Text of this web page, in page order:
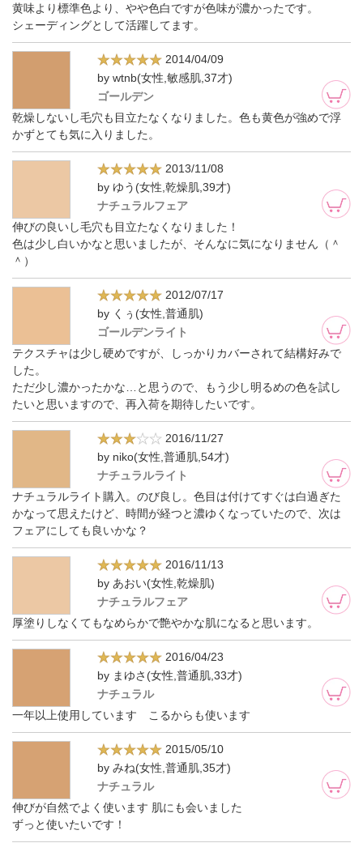
黄味より標準色より、やや色白ですが色味が濃かったです。
シェーディングとして活躍してます。
2014/04/09
by wtnb(女性,敏感肌,37才)
ゴールデン
乾燥しないし毛穴も目立たなくなりました。色も黄色が強めで浮
かずとても気に入りました。
2013/11/08
by ゆう(女性,乾燥肌,39才)
ナチュラルフェア
伸びの良いし毛穴も目立たなくなりました！
色は少し白いかなと思いましたが、そんなに気になりません（＾
＾）
2012/07/17
by くぅ(女性,普通肌)
ゴールデンライト
テクスチャは少し硬めですが、しっかりカバーされて結構好みで
した。
ただ少し濃かったかな…と思うので、もう少し明るめの色を試し
たいと思いますので、再入荷を期待したいです。
2016/11/27
by niko(女性,普通肌,54才)
ナチュラルライト
ナチュラルライト購入。のび良し。色目は付けてすぐは白過ぎた
かなって思えたけど、時間が経つと濃ゆくなっていたので、次は
フェアにしても良いかな？
2016/11/13
by あおい(女性,乾燥肌)
ナチュラルフェア
厚塗りしなくてもなめらかで艶やかな肌になると思います。
2016/04/23
by まゆさ(女性,普通肌,33才)
ナチュラル
一年以上使用しています こるからも使います
2015/05/10
by みね(女性,普通肌,35才)
ナチュラル
伸びが自然でよく使います 肌にも会いました
ずっと使いたいです！